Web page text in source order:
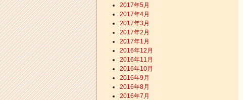
2017年5月
2017年4月
2017年3月
2017年2月
2017年1月
2016年12月
2016年11月
2016年10月
2016年9月
2016年8月
2016年7月